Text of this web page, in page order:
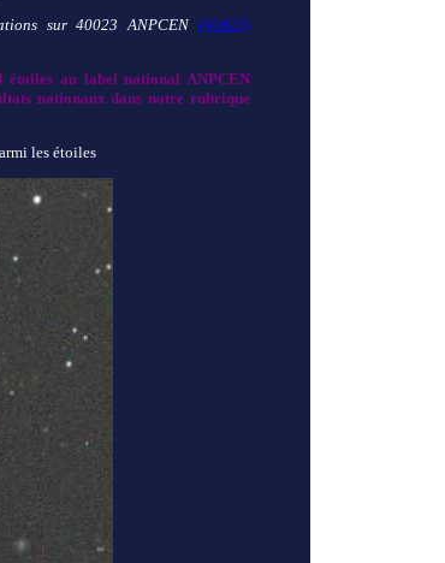
sur 40023 ANPCEN (40023)
au label national ANPCEN
nationaux dans notre rubrique
les étoiles